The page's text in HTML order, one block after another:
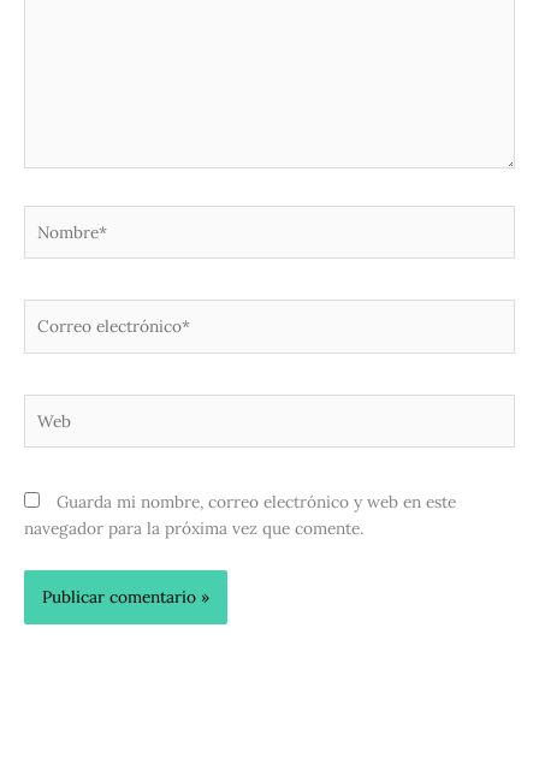
electrónico*
Guarda mi nombre, correo electrónico y web en este
navegador para la próxima vez que comente.